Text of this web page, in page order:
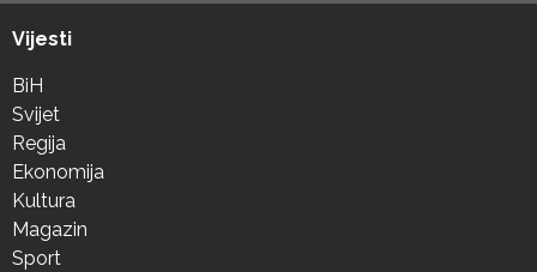
Vijesti
BiH
Svijet
Regija
Ekonomija
Kultura
Magazin
Sport